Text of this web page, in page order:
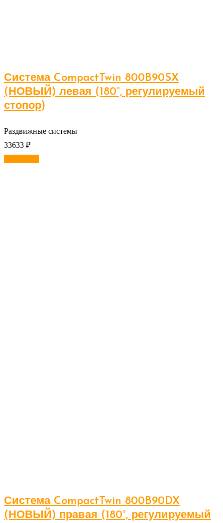
Система CompactTwin 800B90SX
(НОВЫЙ) левая (180°, регулируемый
стопор)
Раздвижные системы
33633 ₽
Система CompactTwin 800B90DX
(НОВЫЙ) правая (180°, регулируемый